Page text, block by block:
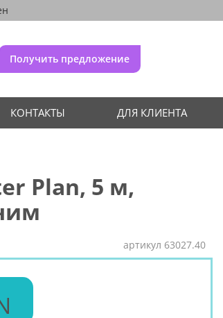
Получить предложение
КОНТАКТЫ ДЛЯ КЛИЕНТА
Plan, 5 м,
артикул 63027.40